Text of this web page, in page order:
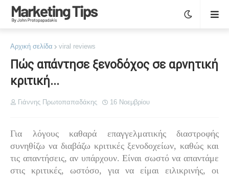
Αρχική σελίδα viral reviews
Πώς απάντησε ξενοδόχος σε αρνητική
κριτική...
Γιάννης Πρωτοπαπαδάκης 16 Νοεμβρίου
Για λόγους καθαρά επαγγελματικής διαστροφής
συνηθίζω να διαβάζω κριτικές ξενοδοχείων, καθώς και
τις απαντήσεις, αν υπάρχουν. Είναι σωστό να απαντάμε
στις κριτικές, ωστόσο, για να είμαι ειλικρινής, οι